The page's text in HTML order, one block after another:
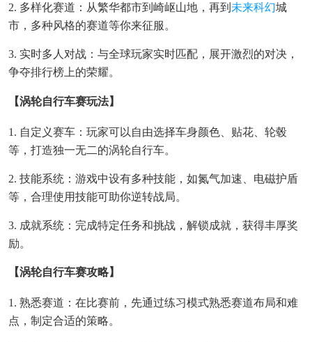
2. 多样化赛道：从繁华都市到崎岖山地，再到 未来科幻城
市，多种风格的赛道等你来征服。
3. 实时多人对战：与全球玩家实时匹配，展开激烈的对决，
争夺排行榜上的荣耀。
【涡轮自行车赛玩法】
1. 自定义赛车：玩家可以自由选择车身颜色、贴花、轮毂
等，打造独一无二的涡轮自行车。
2. 技能系统：游戏中设有多种技能，如氮气加速、电磁护盾
等，合理使用技能可助你逆转战局。
3. 成就系统：完成特定任务和挑战，解锁成就，获得丰厚奖
励。
【涡轮自行车赛攻略】
1. 熟悉赛道：在比赛前，先通过练习模式熟悉赛道布局和难
点，制定合适的策略。